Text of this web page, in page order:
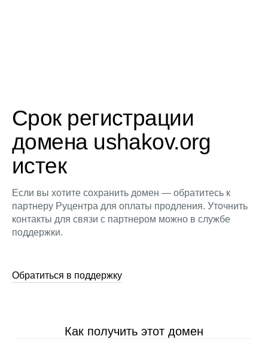
Срок регистрации
домена ushakov.org
истек
Если вы хотите сохранить домен — обратитесь к
партнеру Руцентра для оплаты продления. Уточнить
контакты для связи с партнером можно в службе
поддержки.
Обратиться в поддержку
Как получить этот домен